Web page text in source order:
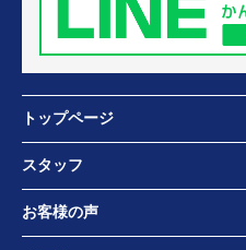
トップページ
スタッフ
お客様の声